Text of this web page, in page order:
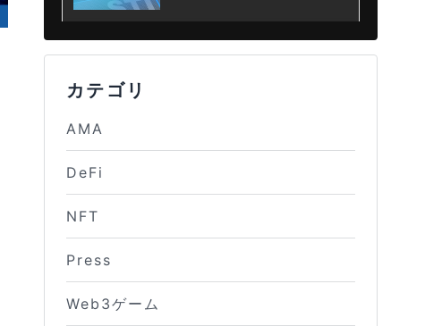
カテゴリ
AMA
DeFi
NFT
Press
Web3ゲーム